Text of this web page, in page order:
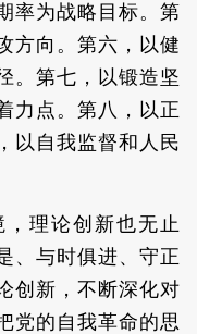
率为战略目标。第
方向。第六，以健
。第七，以锻造坚
力点。第八，以正
以自我监督和人民
理论创新也无止
、与时俱进、守正
创新，不断深化对
党的自我革命的思